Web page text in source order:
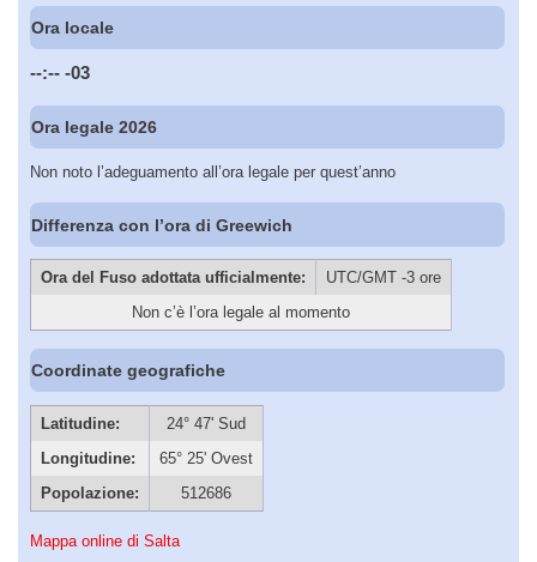
Ora locale
--:-- -03
Ora legale 2026
Non noto l’adeguamento all’ora legale per quest’anno
Differenza con l’ora di Greewich
Ora del Fuso adottata ufficialmente:
UTC/GMT -3 ore
Non c’è l’ora legale al momento
Coordinate geografiche
Latitudine:
24° 47' Sud
Longitudine:
65° 25' Ovest
Popolazione:
512686
Mappa online di Salta